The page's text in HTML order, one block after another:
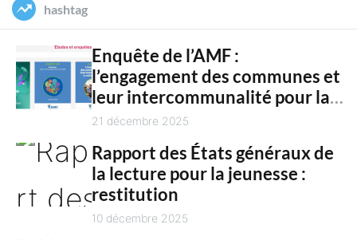
t
na
c
h
hashtag
Enquête de l’AMF :
l’engagement des communes et
leur intercommunalité pour la
culture en 2025
21 décembre 2025
Rapport des États généraux de
la lecture pour la jeunesse :
restitution
10 décembre 2025